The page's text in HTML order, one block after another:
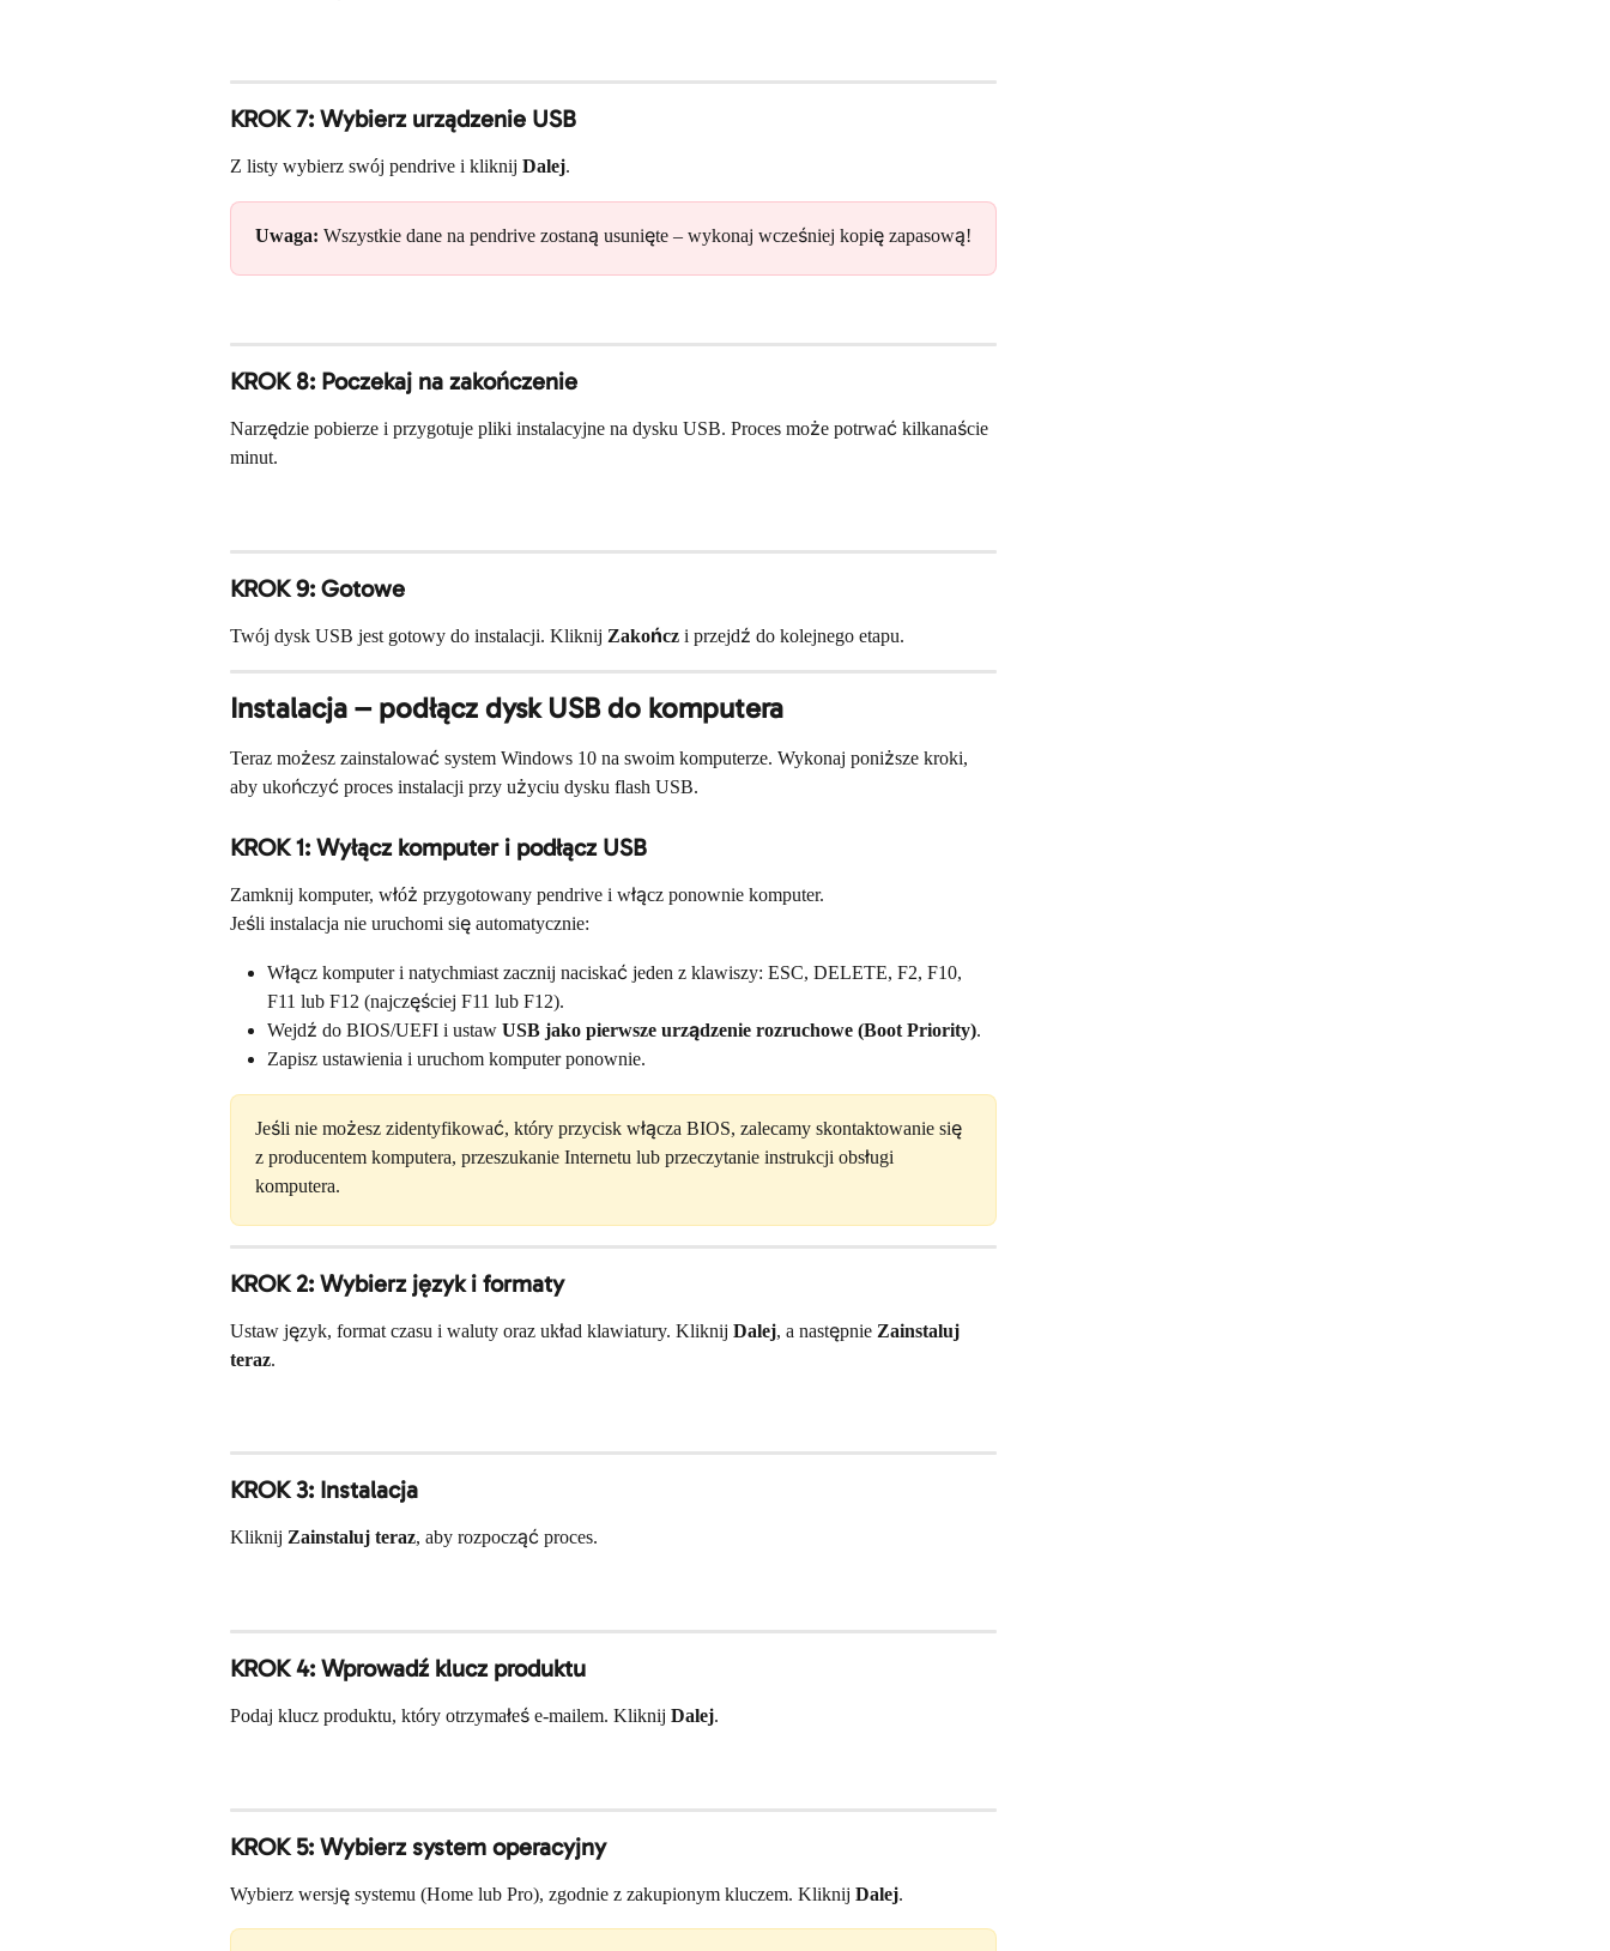
KROK 7: Wybierz urządzenie USB
Z listy wybierz swój pendrive i kliknij Dalej.
Uwaga: Wszystkie dane na pendrive zostaną usunięte – wykonaj wcześniej kopię zapasową!
KROK 8: Poczekaj na zakończenie
Narzędzie pobierze i przygotuje pliki instalacyjne na dysku USB. Proces może potrwać kilkanaście
minut.
KROK 9: Gotowe
Twój dysk USB jest gotowy do instalacji. Kliknij Zakończ i przejdź do kolejnego etapu.
Instalacja – podłącz dysk USB do komputera
Teraz możesz zainstalować system Windows 10 na swoim komputerze. Wykonaj poniższe kroki,
aby ukończyć proces instalacji przy użyciu dysku flash USB.
KROK 1: Wyłącz komputer i podłącz USB
Zamknij komputer, włóż przygotowany pendrive i włącz ponownie komputer.
Jeśli instalacja nie uruchomi się automatycznie:
Włącz komputer i natychmiast zacznij naciskać jeden z klawiszy: ESC, DELETE, F2, F10,
F11 lub F12 (najczęściej F11 lub F12).
Wejdź do BIOS/UEFI i ustaw USB jako pierwsze urządzenie rozruchowe (Boot Priority).
Zapisz ustawienia i uruchom komputer ponownie.
Jeśli nie możesz zidentyfikować, który przycisk włącza BIOS, zalecamy skontaktowanie się
z producentem komputera, przeszukanie Internetu lub przeczytanie instrukcji obsługi
komputera.
KROK 2: Wybierz język i formaty
Ustaw język, format czasu i waluty oraz układ klawiatury. Kliknij Dalej, a następnie Zainstaluj
teraz.
KROK 3: Instalacja
Kliknij Zainstaluj teraz, aby rozpocząć proces.
KROK 4: Wprowadź klucz produktu
Podaj klucz produktu, który otrzymałeś e-mailem. Kliknij Dalej.
KROK 5: Wybierz system operacyjny
Wybierz wersję systemu (Home lub Pro), zgodnie z zakupionym kluczem. Kliknij Dalej.